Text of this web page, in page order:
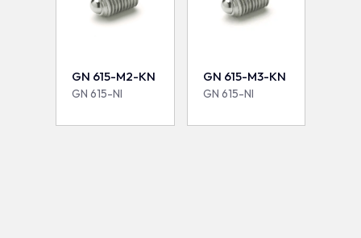
GN 615-M2-KN
GN 615-NI
GN 615-M3-KN
GN 615-NI